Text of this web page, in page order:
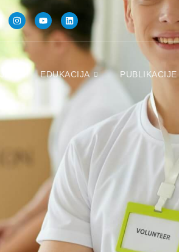
EDUKACIJA PUBLIKACIJE